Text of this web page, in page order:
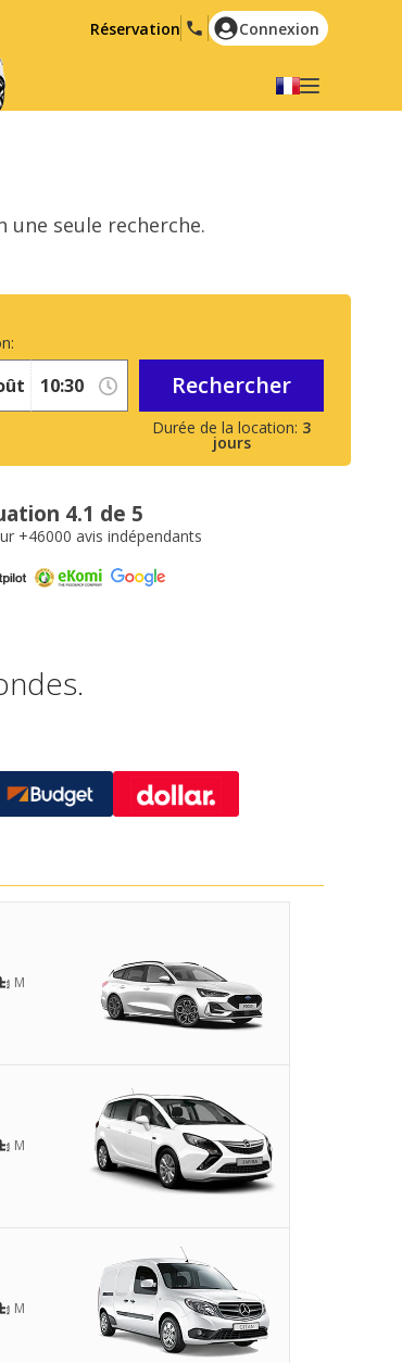
Réservation Connexion
Italiano
Nederlands
Română
Русский
Hrvatski
une seule recherche.
3
jours
Rechercher
4.1 de 5
+46000 avis indépendants
M
M
M